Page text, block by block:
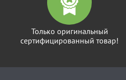
Только оригинальный
сертифицированный товар!